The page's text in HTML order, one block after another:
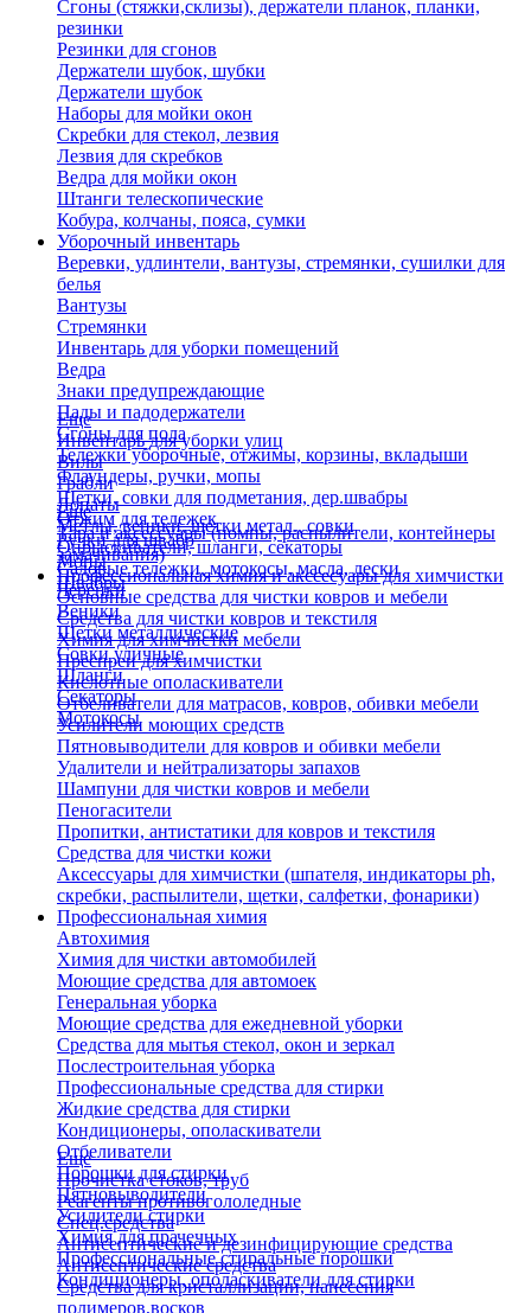
Сгоны (стяжки,склизы), держатели планок, планки,
резинки
Резинки для сгонов
Держатели шубок, шубки
Держатели шубок
Наборы для мойки окон
Скребки для стекол, лезвия
Лезвия для скребков
Ведра для мойки окон
Штанги телескопические
Кобура, колчаны, пояса, сумки
Уборочный инвентарь
Веревки, удлинтели, вантузы, стремянки, сушилки для
белья
Вантузы
Стремянки
Инвентарь для уборки помещений
Ведра
Знаки предупреждающие
Пады и падодержатели
Сгоны для пола
Тележки уборочные, отжимы, корзины, вкладыши
Флаундеры, ручки, мопы
Щетки, совки для подметания, дер.швабры
Отжим для тележек
Ручки для швабр
Мопы
Швабры
Еще
Инвентарь для уборки улиц
Вилы
Грабли
Лопаты
Метлы, веники, щетки метал., совки
Опрыскиватели, шланги, секаторы
Садовые тележки, мотокосы, масла, лески
Черенки
Веники
Щетки металлические
Совки уличные
Шланги
Секаторы
Мотокосы
Еще
Тара и аксессуары (помпы, распылители, контейнеры
замачивания)
Профессиональная химия и акссесуары для химчистки
Основные средства для чистки ковров и мебели
Средства для чистки ковров и текстиля
Химия для химчистки мебели
Преспреи для химчистки
Кислотные ополаскиватели
Отбеливатели для матрасов, ковров, обивки мебели
Усилители моющих средств
Пятновыводители для ковров и обивки мебели
Удалители и нейтрализаторы запахов
Шампуни для чистки ковров и мебели
Пеногасители
Пропитки, антистатики для ковров и текстиля
Средства для чистки кожи
Аксессуары для химчистки (шпателя, индикаторы ph,
скребки, распылители, щетки, салфетки, фонарики)
Профессиональная химия
Автохимия
Химия для чистки автомобилей
Моющие средства для автомоек
Генеральная уборка
Моющие средства для ежедневной уборки
Средства для мытья стекол, окон и зеркал
Послестроительная уборка
Профессиональные средства для стирки
Жидкие средства для стирки
Кондиционеры, ополаскиватели
Отбеливатели
Порошки для стирки
Пятновыводители
Усилители стирки
Химия для прачечных
Профессиональные стиральные порошки
Кондиционеры, ополаскиватели для стирки
Еще
Прочистка стоков, труб
Реагенты противогололедные
Спец.средства
Антисептические и дезинфицирующие средства
Антисептические средства
Средства для кристаллизации, нанесения
полимеров,восков